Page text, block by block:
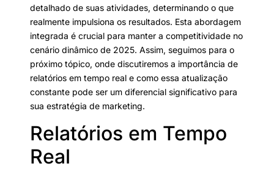
detalhado de suas atividades, determinando o que
realmente impulsiona os resultados. Esta abordagem
integrada é crucial para manter a competitividade no
cenário dinâmico de 2025. Assim, seguimos para o
próximo tópico, onde discutiremos a importância de
relatórios em tempo real e como essa atualização
constante pode ser um diferencial significativo para
sua estratégia de marketing.
Relatórios em Tempo
Real